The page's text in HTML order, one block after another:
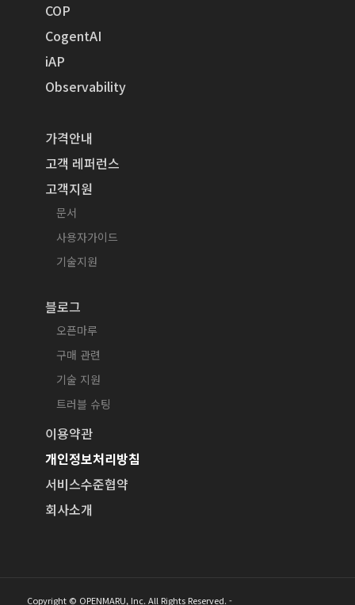
COP
CogentAI
iAP
Observability
가격안내
고객 레퍼런스
고객지원
문서
사용자가이드
기술지원
블로그
오픈마루
구매 관련
기술 지원
트러블 슈팅
이용약관
개인정보처리방침
서비스수준협약
회사소개
Copyright © OPENMARU, Inc. All Rights Reserved. -